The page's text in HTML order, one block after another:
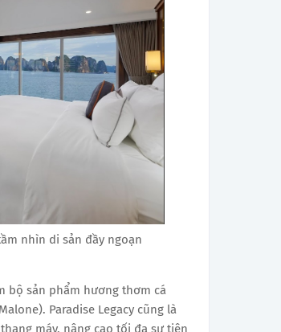
nhìn di sản đầy ngoạn
bộ sản phẩm hương thơm cá
Paradise Legacy cũng là
máy, nâng cao tối đa sự tiện